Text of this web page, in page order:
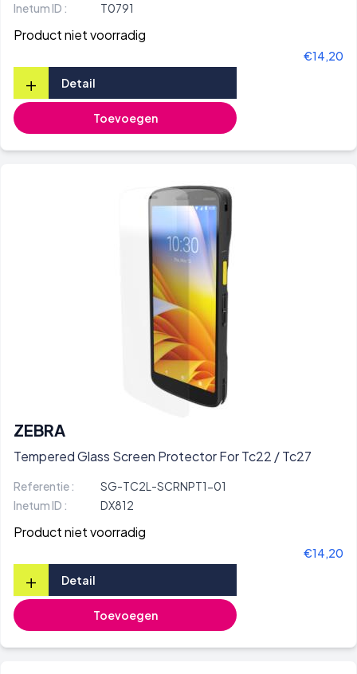
Inetum ID :
T0791
Product niet voorradig
€14,20
+ Detail
Toevoegen
ZEBRA
Tempered Glass Screen Protector For Tc22 / Tc27
Referentie :
SG-TC2L-SCRNPT1-01
Inetum ID :
DX812
Product niet voorradig
€14,20
+ Detail
Toevoegen